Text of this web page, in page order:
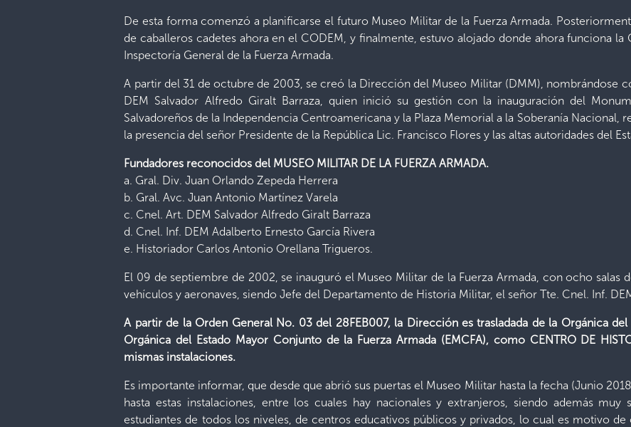
De esta forma comenzó a planificarse el futuro Museo Militar de la Fuerza Armada.
de caballeros cadetes ahora en el CODEM, y finalmente, estuvo alojado donde ahora funciona la
Inspectoría General de la Fuerza Armada.
A partir del 31 de octubre de 2003, se creó la Dirección del Museo Militar (DMM), nombrándose
DEM Salvador Alfredo Giralt Barraza, quien inició su gestión con la inauguración del
Salvadoreños de la Independencia Centroamericana y la Plaza Memorial a la Soberanía Nacional,
la presencia del señor Presidente de la República Lic. Francisco Flores y las altas autoridades del
Fundadores reconocidos del MUSEO MILITAR DE LA FUERZA ARMADA.
a. Gral. Div. Juan Orlando Zepeda Herrera
b. Gral. Avc. Juan Antonio Martínez Varela
c. Cnel. Art. DEM Salvador Alfredo Giralt Barraza
d. Cnel. Inf. DEM Adalberto Ernesto García Rivera
e. Historiador Carlos Antonio Orellana Trigueros.
El 09 de septiembre de 2002, se inauguró el Museo Militar de la Fuerza Armada, con ocho salas
vehículos y aeronaves, siendo Jefe del Departamento de Historia Militar, el señor Tte. Cnel. Inf.
A partir de la Orden General No. 03 del 28FEB007, la Dirección es trasladada de la Orgánica
Orgánica del Estado Mayor Conjunto de la Fuerza Armada (EMCFA), como CENTRO DE
mismas instalaciones.
Es importante informar, que desde que abrió sus puertas el Museo Militar hasta la fecha (Junio
hasta estas instalaciones, entre los cuales hay nacionales y extranjeros, siendo además
estudiantes de todos los niveles, de centros educativos públicos y privados, lo cual es motivo